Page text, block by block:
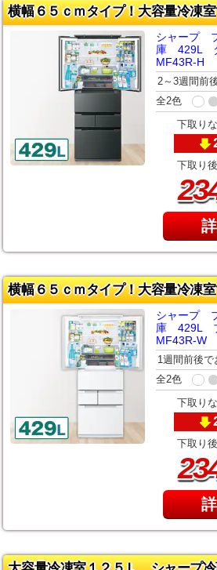
横幅６５ｃｍタイプ！大容量冷凍
シャープ
庫 429L
MF43R-H
2～3週間前
全2色
下取り
下取り
横幅６５ｃｍタイプ！大容量冷凍
シャープ
庫 429L
MF43R-W
1週間前後で
全2色
下取り
下取り